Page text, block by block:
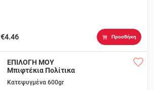
€4.46 Προσθήκη
ΕΠΙΛΟΓΗ ΜΟΥ
Μπιφτέκια Πολίτικα
Κατεψυγμένα 600gr